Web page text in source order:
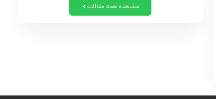
مشاهده همه مقالات